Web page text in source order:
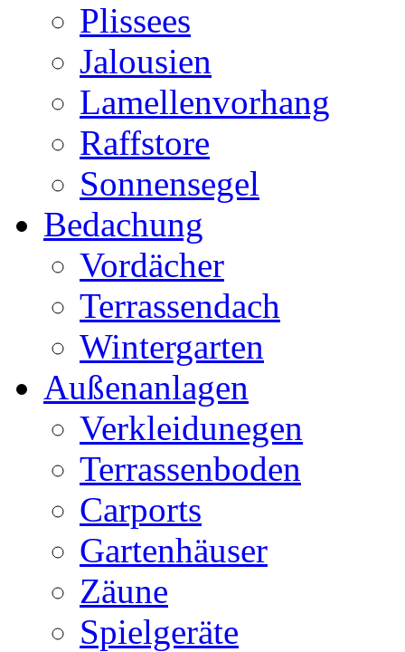
Plissees
Jalousien
Lamellenvorhang
Raffstore
Sonnensegel
Bedachung
Vordächer
Terrassendach
Wintergarten
Außenanlagen
Verkleidunegen
Terrassenboden
Carports
Gartenhäuser
Zäune
Spielgeräte